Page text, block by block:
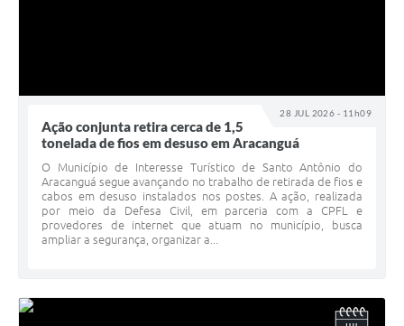
28 JUL 2026 - 11h09
Ação conjunta retira cerca de 1,5
tonelada de fios em desuso em Aracanguá
O Município de Interesse Turístico de Santo Antônio do
Aracanguá segue avançando no trabalho de retirada de fios e
cabos em desuso instalados nos postes. A ação, realizada
por meio da Defesa Civil, em parceria com a CPFL e
provedores de internet que atuam no município, busca
ampliar a segurança, organizar a...